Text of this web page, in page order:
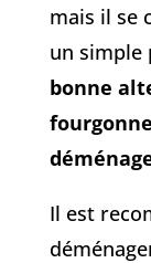
mais il se
un simple
bonne
Il est